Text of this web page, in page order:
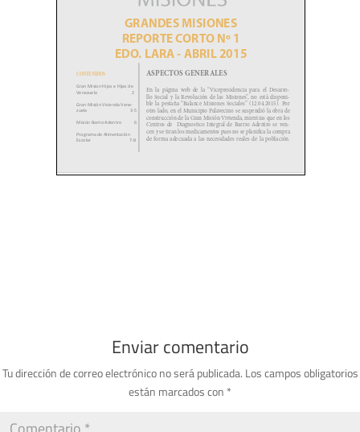
Enviar comentario
Tu dirección de correo electrónico no será publicada. Los campos obligatorios
están marcados con *